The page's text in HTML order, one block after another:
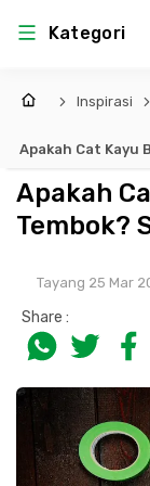
Kategori
Inspirasi
Apakah Cat Kayu
Apakah
Tembok?
Tayang 25 Mar
Share :